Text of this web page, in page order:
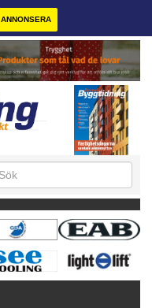
ANNONSERA